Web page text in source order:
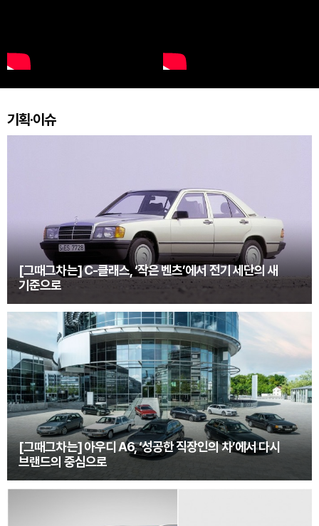
기획·이슈
[그때그차는] C-클래스, ‘작은 벤츠’에서 전기 세단의 새
기준으로
[그때그차는] 아우디 A6, ‘성공한 직장인의 차’에서 다시
브랜드의 중심으로